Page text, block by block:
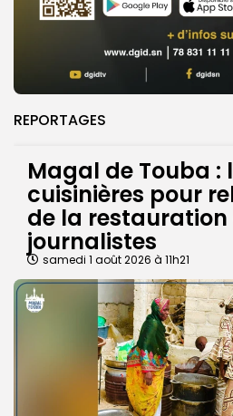
REPORTAGES
Magal de Touba :
cuisinières pour
de la restauration
journalistes
samedi 1 août 2026 à 11h21